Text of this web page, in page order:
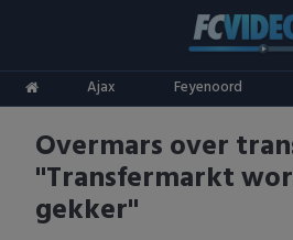
Ajax Feyenoord
ADO Den Haag
Ajax
AZ
Competities
Eredivisie
Keuken Kampioen Divisie
Oranje
Goals & Samenvattingen
Overmars over
''Transfermarkt
gekker''